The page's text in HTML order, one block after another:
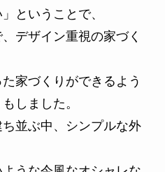
ということで、
デザイン重視の家づく
家づくりができるよう
しました。
並ぶ中、シンプルな外